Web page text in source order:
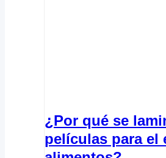
¿Por qué se
películas para el